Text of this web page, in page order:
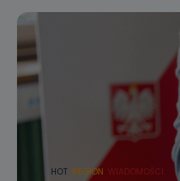
HOT REGION WIADOMOŚCI